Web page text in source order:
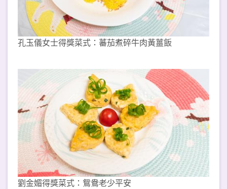
孔玉儀女士得獎菜式：蕃茄煮碎牛肉黃薑飯
劉金媚得獎菜式：鴛鴦老少平安